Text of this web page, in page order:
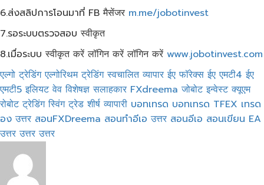
6.ส่งสลิปการโอนมาที่ FB मैसेंजर m.me/jobotinvest
7.รอระบบตรวจสอบ स्वीकृत
8.เมื่อระบบ स्वीकृत करें लॉगिन करें लॉगिन करें www.jobotinvest.com
एल्गो ट्रेडिंगएल्गोरिथम ट्रेडिंगस्वचालित व्यापारईए फॉरेक्सईए एमटी4ईए
एमटी5इलियट वेवविशेषज्ञ सलाहकार FXdreemaजोबोट इन्वेस्टक्यूएम
रोबोट ट्रेडिंगस्विंग ट्रेडशीर्ष व्यापारी บอทเทรด บอทเทรด TFEX เทรด
องउत्तर สอนFXDreema สอนทำอีเอउत्तर สอนอีเอ สอนเขียน EA
उत्तरउत्तरउत्तर